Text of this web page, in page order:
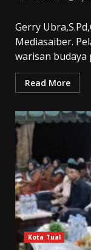
Gerry
Mediasaiber.
warisan budaya
Read More
Kota Tual